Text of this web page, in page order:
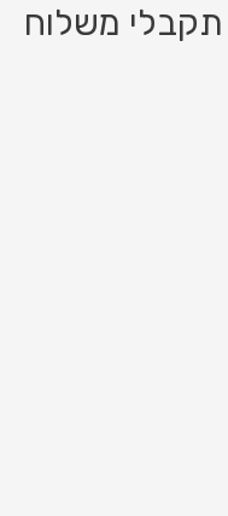
400 ש"ח תקבלי משלוח